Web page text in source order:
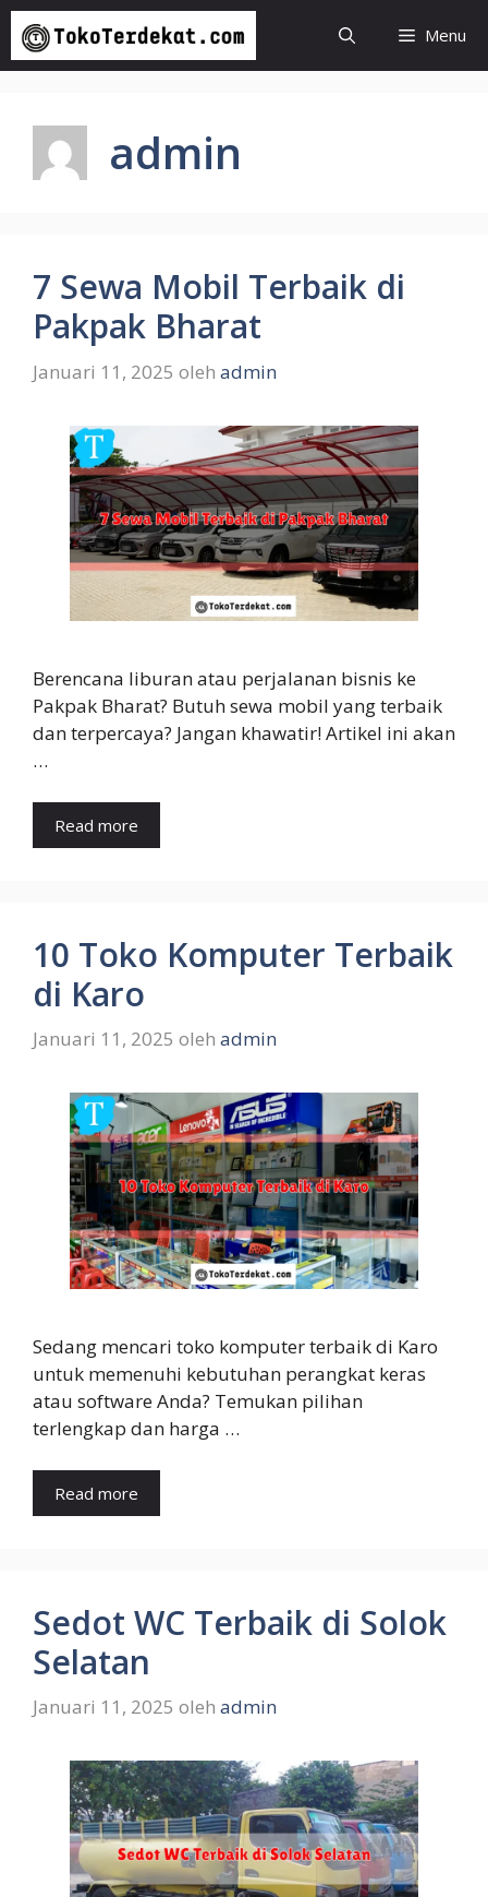
Langsung
isi
Menu
admin
7 Sewa Mobil Terbaik di
Pakpak Bharat
Januari 11, 2025 oleh admin
Berencana liburan atau perjalanan bisnis ke
Pakpak Bharat? Butuh sewa mobil yang terbaik
dan terpercaya? Jangan khawatir! Artikel ini akan
…
Read more
10 Toko Komputer Terbaik
di Karo
Januari 11, 2025 oleh admin
Sedang mencari toko komputer terbaik di Karo
untuk memenuhi kebutuhan perangkat keras
atau software Anda? Temukan pilihan
terlengkap dan harga …
Read more
Sedot WC Terbaik di Solok
Selatan
Januari 11, 2025 oleh admin